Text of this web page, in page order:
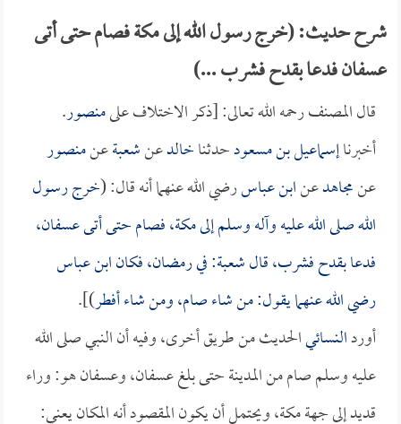
شرح حديث: (خرج رسول الله إلى مكة فصام حتى أتى
عسفان فدعا بقدح فشرب ...)
قال المصنف رحمه الله تعالى: [ذكر الاختلاف علىمنصور.
أخبرناإسماعيل بن مسعودحدثناخالدعنشعبةعنمنصور
عنمجاهدعنابن عباسرضي الله عنهما أنه قال: (خرج رسول
الله صلى الله عليه وآله وسلم إلى مكة، فصام حتى أتى عسفان،
فدعا بقدح فشرب، قالشعبة: في رمضان، فكانابن عباس
رضي الله عنهما يقول: من شاء صام، ومن شاء أفطر)].
أوردالنسائيالحديث من طريق أخرى، وفيه أن النبي صلى الله
عليه وسلم صام من المدينة حتى بلغ عسفان، وعسفان هو: وراء
قديد إلى جهة مكة، ويحتمل أن يكون المقصود أنه المكان يعني: